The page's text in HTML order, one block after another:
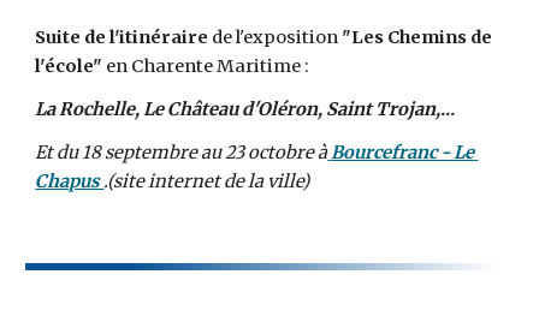
Suite de l'itinéraire de l'exposition "Les Chemins de
l'école" en Charente Maritime :
La Rochelle, Le Château d'Oléron, Saint Trojan,...
Et du 18 septembre au 23 octobreàBourcefranc - Le
Chapus .(site internet de la ville)